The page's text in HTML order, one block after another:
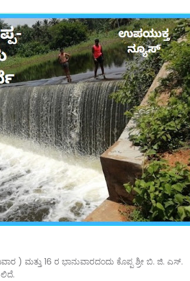
) ಮತ್ತು 16 ರ ಭಾನುವಾರದಂದು ಕೊಪ್ಪ ಶ್ರೀ ಬಿ. ಜಿ. ಎಸ್.